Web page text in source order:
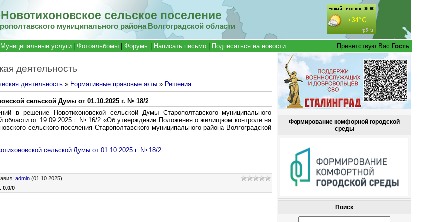
Новотихоновское сельское поселение
муниципального района Волгоградской области
Муниципальные услуги |Фотоальбомы |Форумы Написать письмо Подписаться на новости Приветствую Вас Гость
деятельность
деятельность » Нормативные правовые акты » Решения
сельской Думы от 01.10.2025 г. № 18/2
в решение Новотихоновской сельской Думы Старополтавского муниципального
области от 19.09.2025 г. № 16/2 «Об утверждении Положения о жилищном контроле на
сельского поселения Старополтавского муниципального района Волгоградской
сельской Думы от 01.10.2025 г. № 18/2
:admin (01.10.2025)
:0.0/0
Формирование комфорной городской
среды
Поиск